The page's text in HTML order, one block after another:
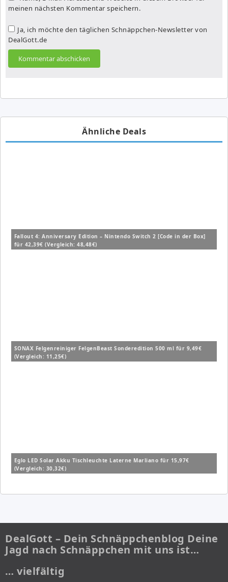
meinen nächsten Kommentar speichern.
Ja, ich möchte den täglichen Schnäppchen-Newsletter von
DealGott.de
Ähnliche Deals
Fallout 4: Anniversary Edition – Nintendo Switch 2 [Code in der Box]
für 42,39€ (Vergleich: 48,48€)
SONAX Felgenreiniger FelgenBeast Sonderedition 500 ml für 9,49€
(Vergleich: 11,25€)
Eglo LED Solar Akku Tischleuchte Laterne Marliano für 15,97€
(Vergleich: 30,32€)
DealGott – Dein Schnäppchenblog Deine
Jagd nach Schnäppchen mit uns ist…
… vielfältig